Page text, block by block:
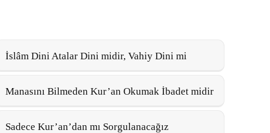
İslâm Dini Atalar Dini midir, Vahiy Dini mi
Manasını Bilmeden Kur’an Okumak İbadet midir
Sadece Kur’an’dan mı Sorgulanacağız